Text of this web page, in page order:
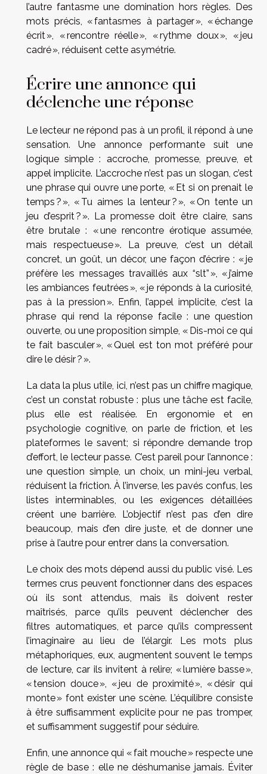
l’autre fantasme une domination hors règles. Des
mots précis, « fantasmes à partager », « échange
écrit », « rencontre réelle », « rythme doux », « jeu
cadré », réduisent cette asymétrie.
Écrire une annonce qui
déclenche une réponse
Le lecteur ne répond pas à un profil, il répond à une
sensation. Une annonce performante suit une
logique simple : accroche, promesse, preuve, et
appel implicite. L’accroche n’est pas un slogan, c’est
une phrase qui ouvre une porte, « Et si on prenait le
temps ? », « Tu aimes la lenteur ? », « On tente un
jeu d’esprit ? ». La promesse doit être claire, sans
être brutale : « une rencontre érotique assumée,
mais respectueuse ». La preuve, c’est un détail
concret, un goût, un décor, une façon d’écrire : « je
préfère les messages travaillés aux “slt” », « j’aime
les ambiances feutrées », « je réponds à la curiosité,
pas à la pression ». Enfin, l’appel implicite, c’est la
phrase qui rend la réponse facile : une question
ouverte, ou une proposition simple, « Dis-moi ce qui
te fait basculer », « Quel est ton mot préféré pour
dire le désir ? ».
La data la plus utile, ici, n’est pas un chiffre magique,
c’est un constat robuste : plus une tâche est facile,
plus elle est réalisée. En ergonomie et en
psychologie cognitive, on parle de friction, et les
plateformes le savent; si répondre demande trop
d’effort, le lecteur passe. C’est pareil pour l’annonce :
une question simple, un choix, un mini-jeu verbal,
réduisent la friction. À l’inverse, les pavés confus, les
listes interminables, ou les exigences détaillées
créent une barrière. L’objectif n’est pas d’en dire
beaucoup, mais d’en dire juste, et de donner une
prise à l’autre pour entrer dans la conversation.
Le choix des mots dépend aussi du public visé. Les
termes crus peuvent fonctionner dans des espaces
où ils sont attendus, mais ils doivent rester
maîtrisés, parce qu’ils peuvent déclencher des
filtres automatiques, et parce qu’ils compressent
l’imaginaire au lieu de l’élargir. Les mots plus
métaphoriques, eux, augmentent souvent le temps
de lecture, car ils invitent à relire; « lumière basse »,
« tension douce », « jeu de proximité », « désir qui
monte » font exister une scène. L’équilibre consiste
à être suffisamment explicite pour ne pas tromper,
et suffisamment suggestif pour séduire.
Enfin, une annonce qui « fait mouche » respecte une
règle de base : elle ne déshumanise jamais. Éviter